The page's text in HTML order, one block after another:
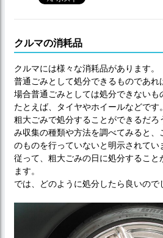
クルマの消耗品
クルマには様々な消耗品があります。
普通ごみとして処分できるものであ
場合普通ごみとしては処分できないも
たとえば、タイヤやホイールなどです。
粗大ごみで処分することができるだ
み収集の種類や方法を調べてみると、
のものを行っていないと明示されてい
従って、粗大ごみの日に処分すること
ます。
では、どのように処分したら良いので